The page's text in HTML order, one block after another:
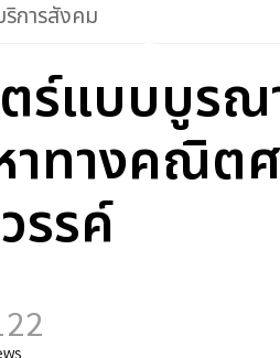
การสังคม
ร์แบบบูรณ
ทางคณิต
รรค์